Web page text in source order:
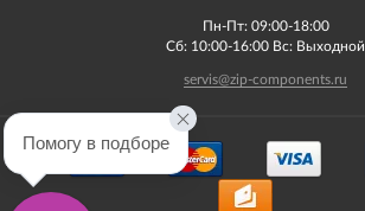
Пн-Пт: 09:00-18:00
Сб: 10:00-16:00 Вс: Выходной
servis@zip-components.ru
Помогу в подборе